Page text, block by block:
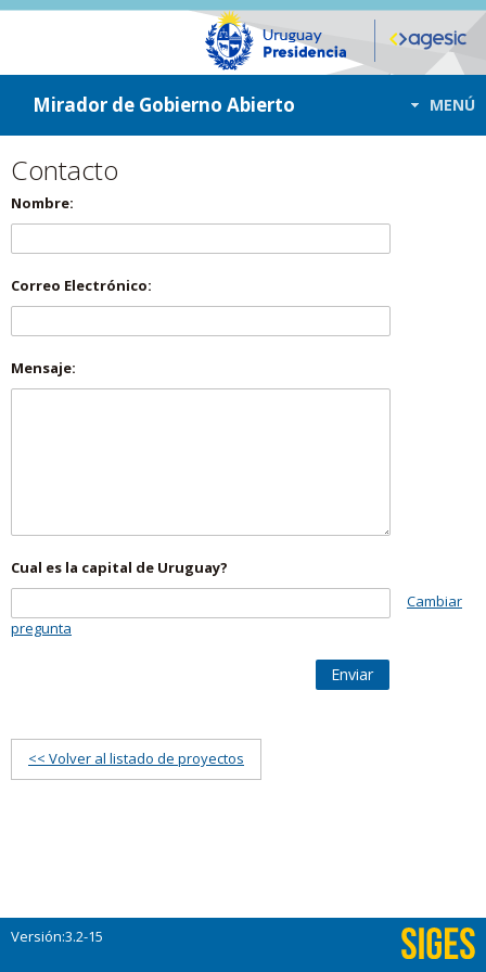
ir a contenido
ir al menú
Mirador de Gobierno Abierto MENÚ
Contacto
Nombre:
Correo Electrónico:
Mensaje:
Cual es la capital de Uruguay?
Cambiar
pregunta
Enviar
<< Volver al listado de proyectos
Versión:3.2-15